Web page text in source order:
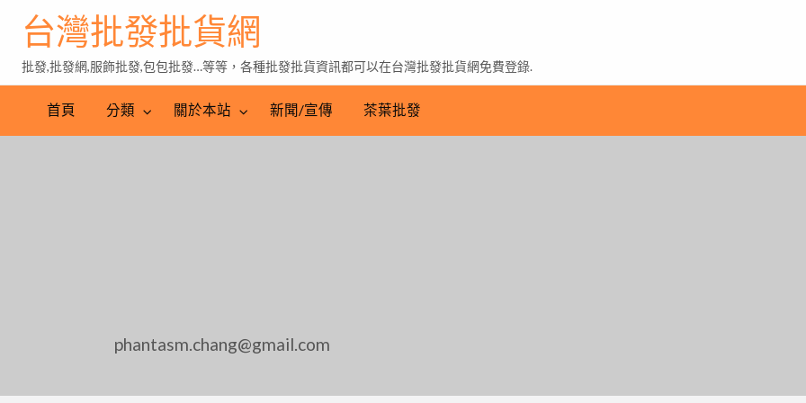
茶
發
台灣批發批貨網
批發,批發網,服飾批發,包包批發…等等，各種批發批貨資訊都可以在台灣批發批貨網免費登錄.
首頁 分類 關於本站 新聞/宣傳 茶葉批發
phantasm.chang@gmail.com